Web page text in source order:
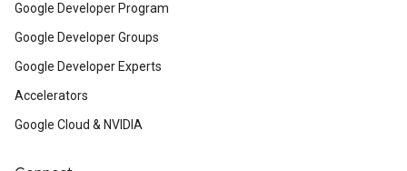
Google Developer Program
Google Developer Groups
Google Developer Experts
Accelerators
Google Cloud & NVIDIA